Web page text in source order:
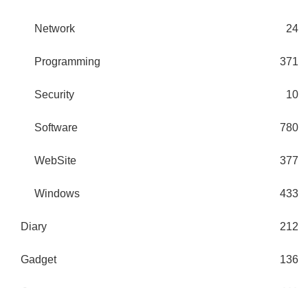
Network 24
Programming 371
Security 10
Software 780
WebSite 377
Windows 433
Diary 212
Gadget 136